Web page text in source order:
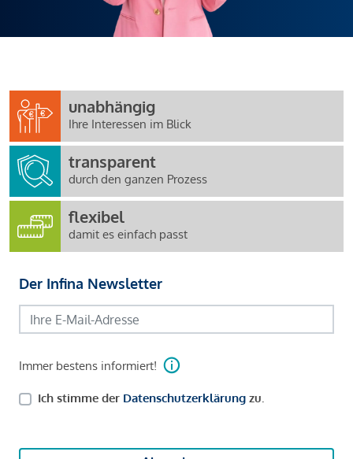
unabhängig
Ihre Interessen im Blick
transparent
durch den ganzen Prozess
flexibel
damit es einfach passt
Der Infina Newsletter
Immer bestens informiert!
Ich stimme der Datenschutzerklärung zu.